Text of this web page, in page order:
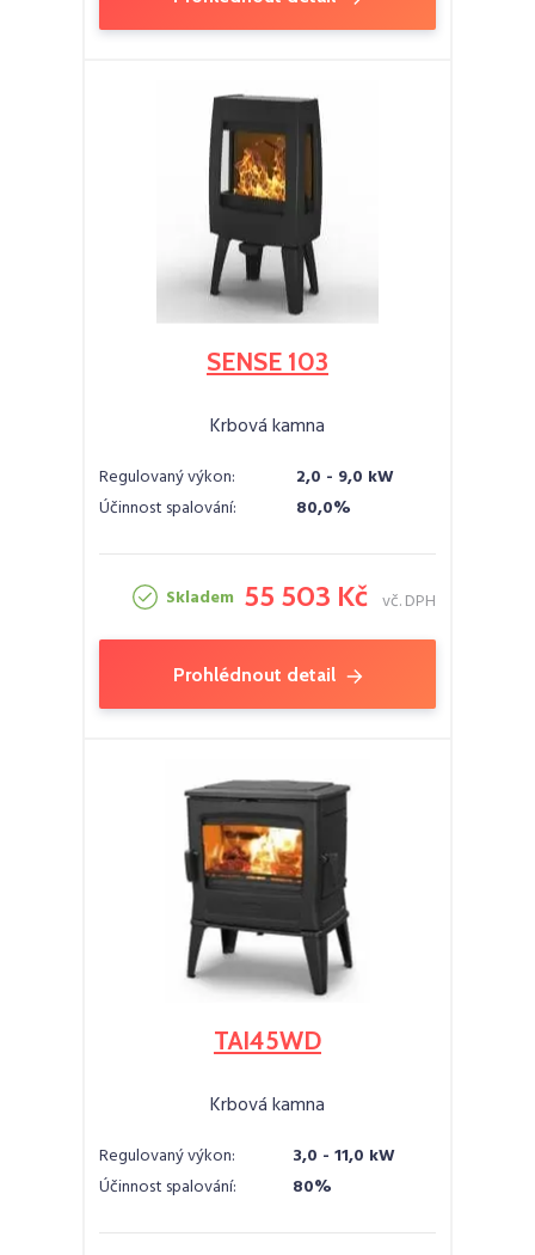
SENSE 103
Krbová kamna
Regulovaný výkon:
2,0 - 9,0 kW
Účinnost spalování:
80,0%
Skladem 55 503 Kč vč. DPH
Prohlédnout detail
TAI45WD
Krbová kamna
Regulovaný výkon:
3,0 - 11,0 kW
Účinnost spalování:
80%